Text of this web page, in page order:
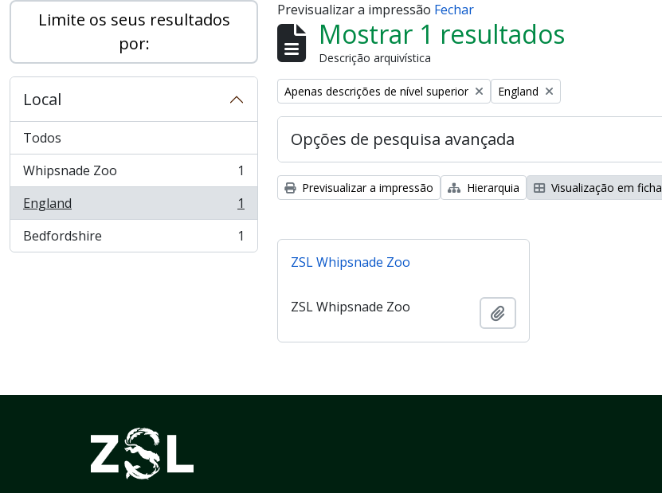
Limite os seus resultados
por:
Local
Todos
Whipsnade Zoo
, 1 resultados
1
England
, 1 resultados
1
Bedfordshire
, 1 resultados 1
Previsualizar a impressão Fechar
Mostrar 1 resultados
Descrição arquivística
Remove filter:
Apenas descrições de nível superior Remove filter:
England
Opções de pesquisa avançada
Previsualizar a impressão Hierarquia Visualização em ficha
ZSL Whipsnade Zoo
ZSL Whipsnade Zoo